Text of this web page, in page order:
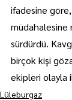
ifadesine
müdahalesine
sürdürdü.
birçok kişi
ekipleri olayla
Lüleburgaz